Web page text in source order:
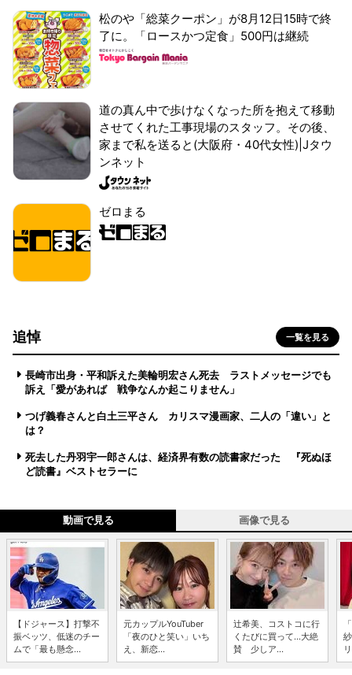
松のや「総菜クーポン」が8月12日15時で終
了に。「ロースかつ定食」500円は継続
道の真ん中で歩けなくなった所を抱えて移動
させてくれた工事現場のスタッフ。その後、
家まで私を送ると(大阪府・40代女性)|Jタウ
ンネット
ゼロまる
追悼 一覧を見る
長崎市出身・平和訴えた美輪明宏さん死去 ラストメッセージでも
訴え「愛があれば 戦争なんか起こりません」
つげ義春さんと白土三平さん カリスマ漫画家、二人の「違い」と
は？
死去した丹羽宇一郎さんは、経済界有数の読書家だった 『死ぬほ
ど読書』ベストセラーに
動画で見る 画像で見る
【ドジャース】打撃不
振ベッツ、低迷のチー
ムで「最も懸念...
元カップルYouTuber
「夜のひと笑い」いち
え、新恋...
辻希美、コストコに行
くたびに買って...大絶
賛 少しア...